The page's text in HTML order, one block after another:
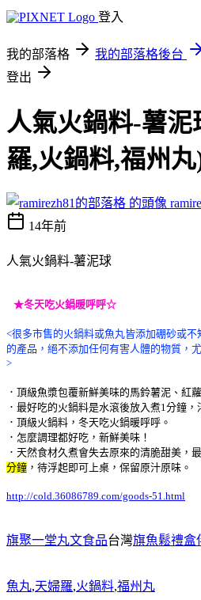
登入
我的部落格 我的部落格後台
登出
人氣火鍋料-薯泥
羅,火鍋料,福州丸
14年前
人氣火鍋料-薯泥球
★冬天吃火鍋暖呼呼☆
<很多市售的火鍋料或魚丸皆添加硼砂或
的產品，絕不添加任何有害人體的物質，
>
．頂級魚漿包覆新鮮美味的馬鈴薯泥、紅
．最好吃的火鍋料是水滾後放入煮1分鐘
．頂級火鍋料，冬天吃火鍋暖呼呼。
．怎麼調理都好吃，新鮮美味！
．天然食材久煮會失去原來的清脆甜美，
分鐘 ，待浮起即可上桌 ，保留原汁原味。
http://cold.36086789.com/goods-51.html
旗聚一堂丸文食品台灣旗魚鬆禮盒
魚丸,天婦羅,火鍋料,福州丸